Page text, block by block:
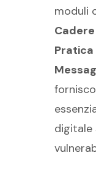
moduli
Pratica
digitale